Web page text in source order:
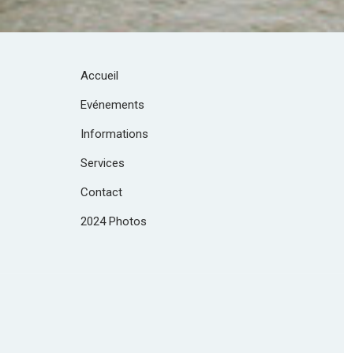
Accueil
Evénements
Informations
Services
Contact
2024 Photos